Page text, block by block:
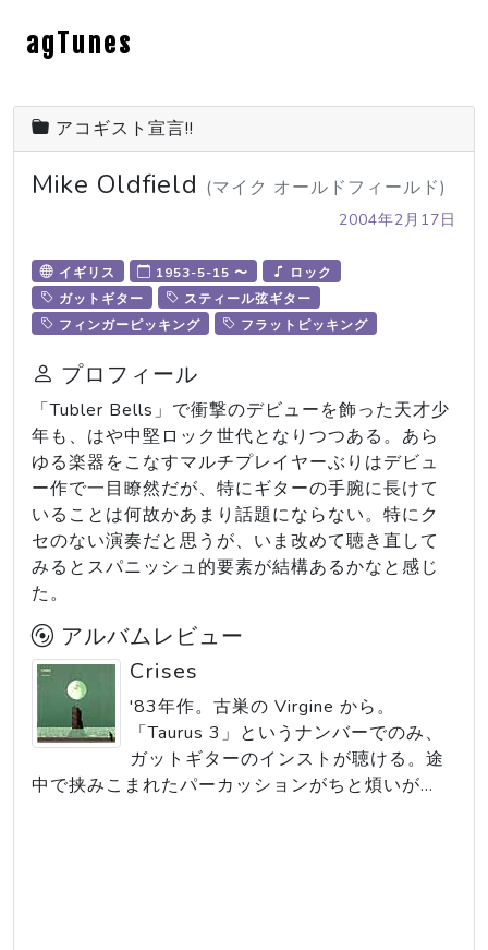
agTunes
アコギスト宣言!!
Mike Oldfield (マイク オールドフィールド)
2004年2月17日
イギリス 1953-5-15 〜
ロック
ガットギター
スティール弦ギター
フィンガーピッキング
フラットピッキング
プロフィール
「Tubler Bells」で衝撃のデビューを飾った天才少
年も、はや中堅ロック世代となりつつある。あら
ゆる楽器をこなすマルチプレイヤーぶりはデビュ
ー作で一目瞭然だが、特にギターの手腕に長けて
いることは何故かあまり話題にならない。特にク
セのない演奏だと思うが、いま改めて聴き直して
みるとスパニッシュ的要素が結構あるかなと感じ
た。
アルバムレビュー
Crises
'83年作。古巣の Virgine から。
「Taurus 3」というナンバーでのみ、
ガットギターのインストが聴ける。途
中で挟みこまれたパーカッションがちと煩いが...